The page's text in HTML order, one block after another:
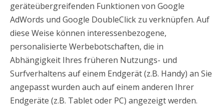
geräteübergreifenden Funktionen von Google
AdWords und Google DoubleClick zu verknüpfen. Auf
diese Weise können interessenbezogene,
personalisierte Werbebotschaften, die in
Abhängigkeit Ihres früheren Nutzungs- und
Surfverhaltens auf einem Endgerät (z.B. Handy) an Sie
angepasst wurden auch auf einem anderen Ihrer
Endgeräte (z.B. Tablet oder PC) angezeigt werden.